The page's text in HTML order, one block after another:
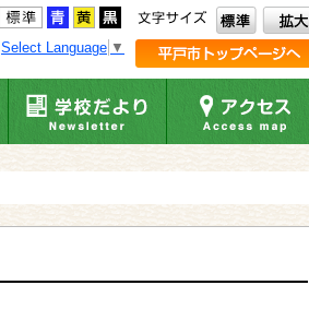
Select Language ▼